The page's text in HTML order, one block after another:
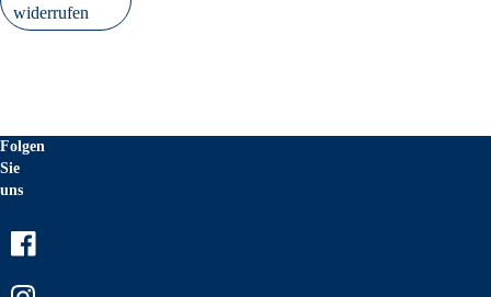
widerrufen
Folgen
Sie
uns